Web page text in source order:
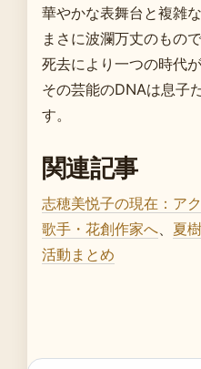
華やかな表舞台と複雑
まさに波瀾万丈のもので
死去により一つの時代
その芸能のDNAは息子
す。
関連記事
志穂美悦子の現在：ア
歌手・花創作家へ、 夏
活動まとめ